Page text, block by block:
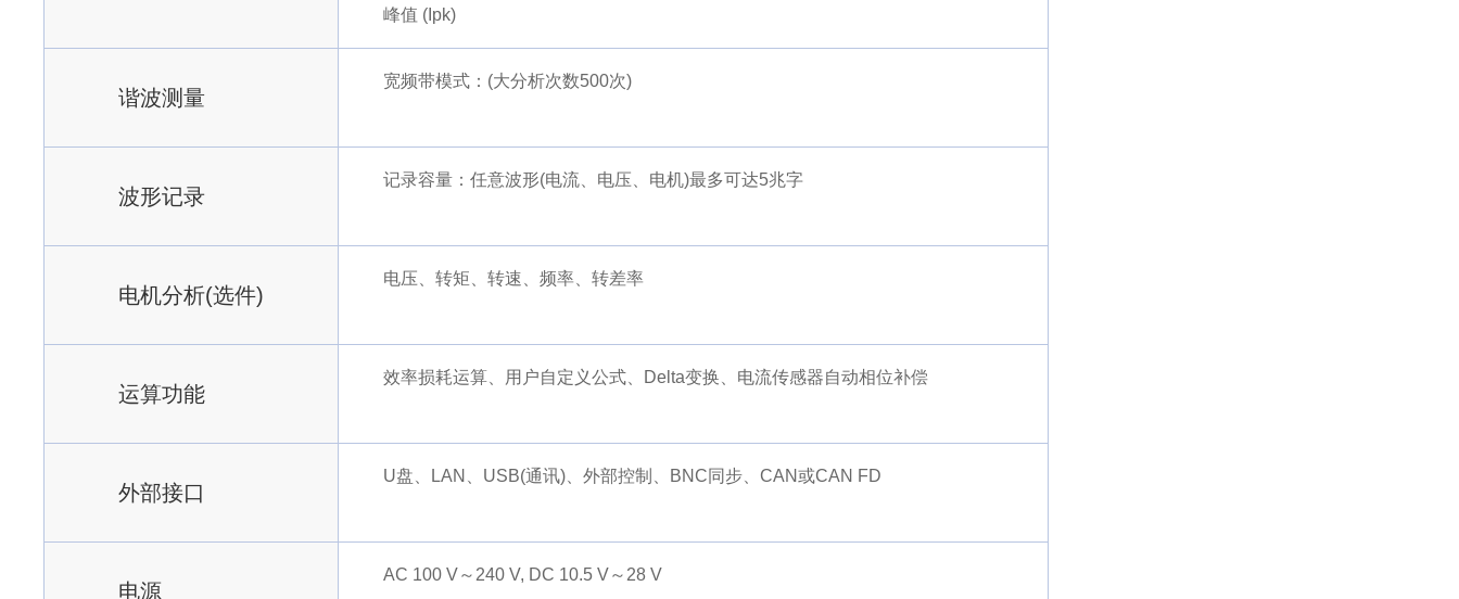
峰值 (Ipk)
谐波测量
宽频带模式：(大分析次数500次)
波形记录
记录容量：任意波形(电流、电压、电机)最多可达5兆字
电机分析(选件)
电压、转矩、转速、频率、转差率
运算功能
效率损耗运算、用户自定义公式、Delta变换、电流传感器自动相位补偿
外部接口
U盘、LAN、USB(通讯)、外部控制、BNC同步、CAN或CAN FD
电源
AC 100 V～240 V, DC 10.5 V～28 V